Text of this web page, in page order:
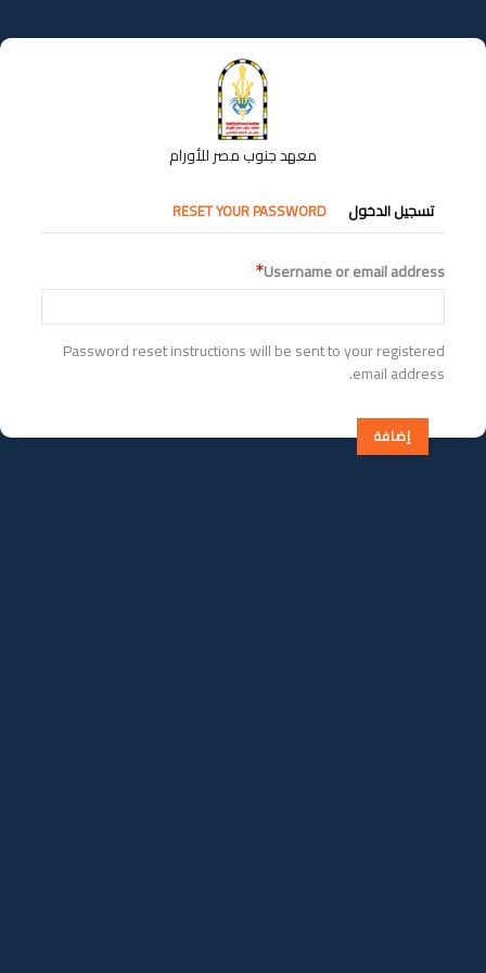
إلى
المحتوى
معهد جنوب مصر للأورام
التبويبات
الأساسية
تسجيل الدخول RESET YOUR PASSWORD
Username or email address
Password reset instructions will be sent to your registered
email address.